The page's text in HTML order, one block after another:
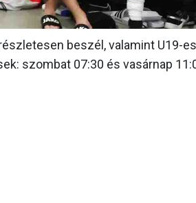
beszél, valamint U19-es
szombat 07:30 és vasárnap